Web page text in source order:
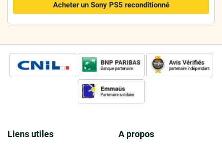
Acheter un Sony PS5 reconditionné
Liens utiles A propos